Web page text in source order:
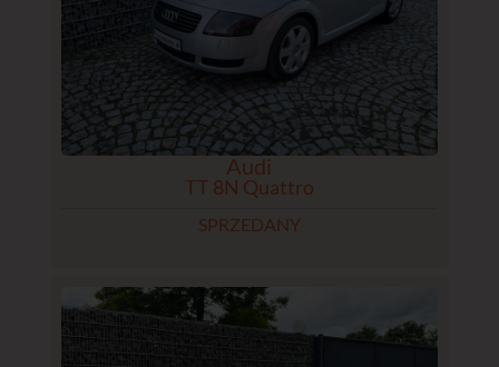
Audi
TT 8N Quattro
SPRZEDANY